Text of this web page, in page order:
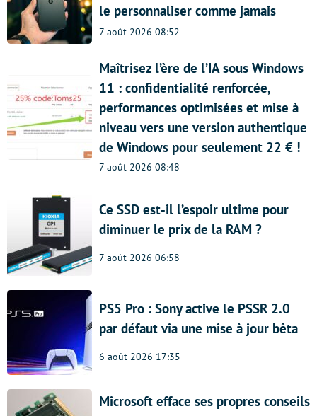
le personnaliser comme jamais
7 août 2026 08:52
Maîtrisez l’ère de l’IA sous Windows
11 : confidentialité renforcée,
performances optimisées et mise à
niveau vers une version authentique
de Windows pour seulement 22 € !
7 août 2026 08:48
Ce SSD est-il l’espoir ultime pour
diminuer le prix de la RAM ?
7 août 2026 06:58
PS5 Pro : Sony active le PSSR 2.0
par défaut via une mise à jour bêta
6 août 2026 17:35
Microsoft efface ses propres conseils